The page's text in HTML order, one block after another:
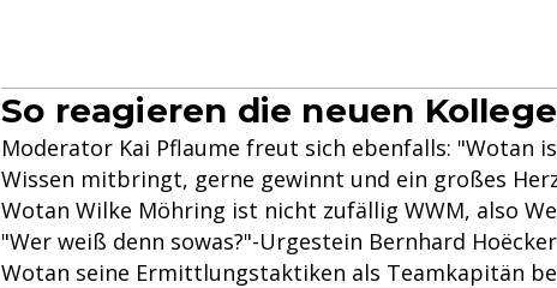
So reagieren die neuen
Moderator Kai Pflaume freut sich ebenfalls: "Wotan
Wissen mitbringt, gerne gewinnt und ein großes
Wotan Wilke Möhring ist nicht zufällig WWM, also
"Wer weiß denn sowas?"-Urgestein Bernhard
Wotan seine Ermittlungstaktiken als Teamkapitän